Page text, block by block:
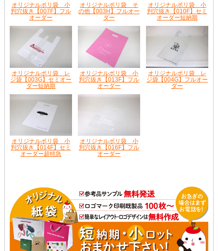
オリジナルポリ袋 小
判穴抜き【007F】フル
オーダー
オリジナルポリ袋 そ
の他【003H】フルオー
ダー
オリジナルポリ袋 小
判穴抜き【010F】セミ
オーダー短納期
オリジナルポリ袋 レ
ジ袋【003G】セミオー
ダー短納期
オリジナルポリ袋 小
判穴抜き【013F】フル
オーダー
オリジナルポリ袋 レ
ジ袋【004G】フルオー
ダー
オリジナルポリ袋 小
判穴抜き【014F】セミ
オーダー超特急
オリジナルポリ袋 小
判穴抜き【016F】フル
オーダー